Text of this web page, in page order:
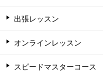
出張レッスン
オンラインレッスン
スピードマスターコース